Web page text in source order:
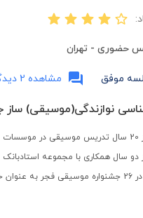
حضوری - تهران
موفق مشاهده 2 دیدگاه
نوازندگی(موسیقی) ساز
دو سال همکاری با مجموعه استادبانک
گروه کر